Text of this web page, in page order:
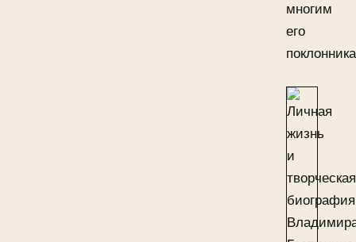
многим
его